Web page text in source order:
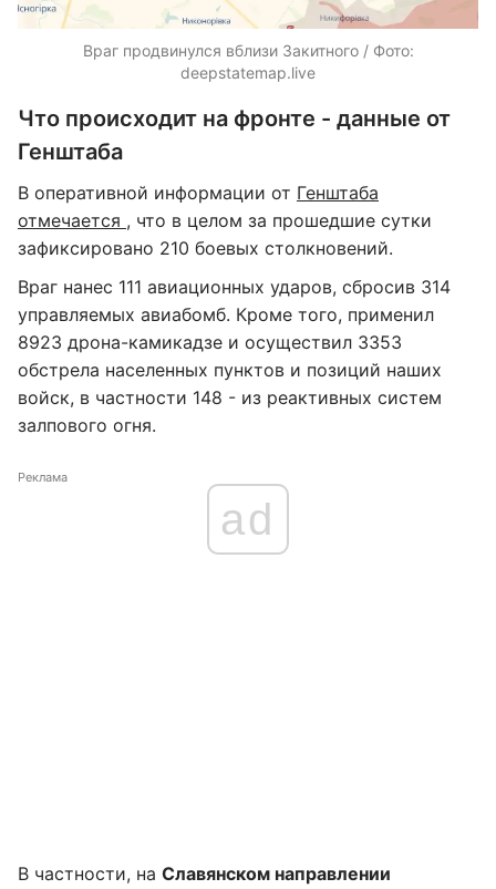
Враг продвинулся вблизи Закитного / Фото:
deepstatemap.live
Что происходит на фронте - данные от
Генштаба
В оперативной информации от Генштаба
отмечается , что в целом за прошедшие сутки
зафиксировано 210 боевых столкновений.
Враг нанес 111 авиационных ударов, сбросив 314
управляемых авиабомб. Кроме того, применил
8923 дрона-камикадзе и осуществил 3353
обстрела населенных пунктов и позиций наших
войск, в частности 148 - из реактивных систем
залпового огня.
Реклама
ad
В частности, на Славянском направлении